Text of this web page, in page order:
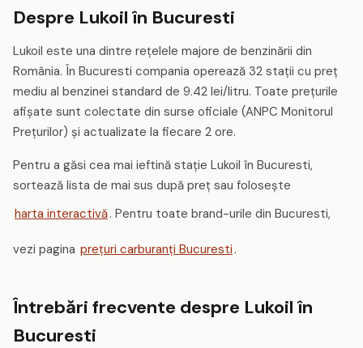
Despre Lukoil în Bucuresti
Lukoil este una dintre rețelele majore de benzinării din
România. În Bucuresti compania operează 32 stații cu preț
mediu al benzinei standard de 9.42 lei/litru. Toate prețurile
afișate sunt colectate din surse oficiale (ANPC Monitorul
Prețurilor) și actualizate la fiecare 2 ore.
Pentru a găsi cea mai ieftină stație Lukoil în Bucuresti,
sortează lista de mai sus după preț sau folosește
harta interactivă. Pentru toate brand-urile din Bucuresti,
vezi pagina prețuri carburanți Bucuresti .
Întrebări frecvente despre Lukoil în
Bucuresti